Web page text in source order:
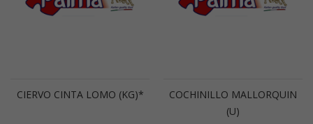
CIERVO CINTA LOMO (KG)*
COCHINILLO MALLORQUIN
(U)